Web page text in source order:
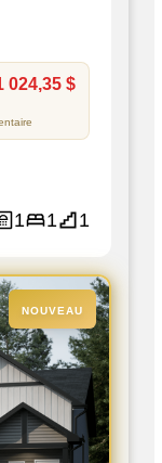
024,35 $
1 1 1
NOUVEAU